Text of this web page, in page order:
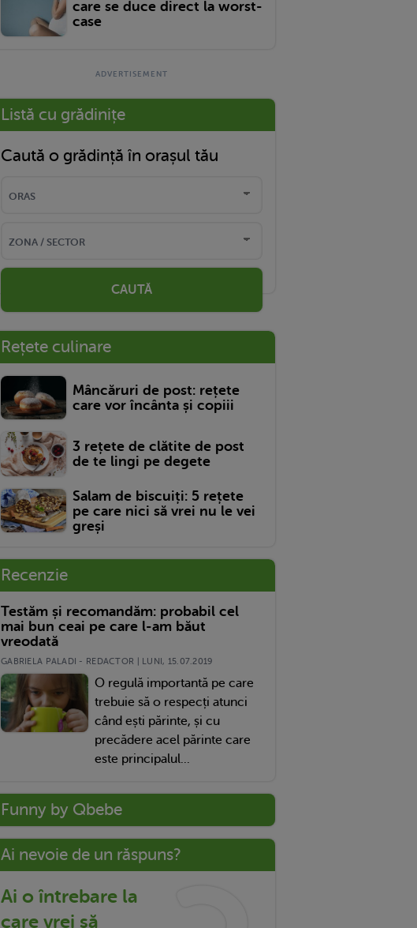
care se duce direct la worst-
case
Listă cu grădinițe
Caută o grădință în orașul tău
CAUTĂ
Rețete culinare
Mâncăruri de post: rețete
care vor încânta și copiii
3 rețete de clătite de post
de te lingi pe degete
Salam de biscuiți: 5 rețete
pe care nici să vrei nu le vei
greși
Recenzie
Testăm și recomandăm: probabil cel
mai bun ceai pe care l-am băut
vreodată
GABRIELA PALADI - REDACTOR | LUNI, 15.07.2019
O regulă importantă pe care
trebuie să o respecți atunci
când ești părinte, și cu
precădere acel părinte care
este principalul...
Funny by Qbebe
Ai nevoie de un răspuns?
Ai o întrebare la
care vrei să